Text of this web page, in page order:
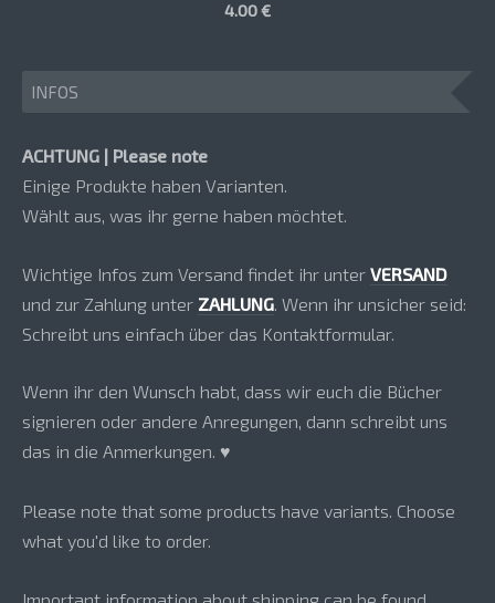
INFOS
ACHTUNG | Please note
Einige Produkte haben Varianten.
Wählt aus, was ihr gerne haben möchtet.
Wichtige Infos zum Versand findet ihr unter VERSAND
und zur Zahlung unter ZAHLUNG . Wenn ihr unsicher seid:
Schreibt uns einfach über das Kontaktformular.
Wenn ihr den Wunsch habt, dass wir euch die Bücher
signieren oder andere Anregungen, dann schreibt uns
das in die Anmerkungen. ♥
Please note that some products have variants. Choose
what you'd like to order.
4.00 €